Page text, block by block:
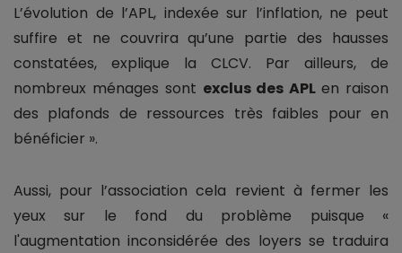
L’évolution de l’APL, indexée sur l’inflation, ne peut
suffire et ne couvrira qu’une partie des hausses
constatées, explique la CLCV. Par ailleurs, de
nombreux ménages sont exclus des APLen raison
des plafonds de ressources très faibles pour en
bénéficier ».
Aussi, pour l’association cela revient à fermer les
yeux sur le fond du problème puisque «
l'augmentation inconsidérée des loyers se traduira